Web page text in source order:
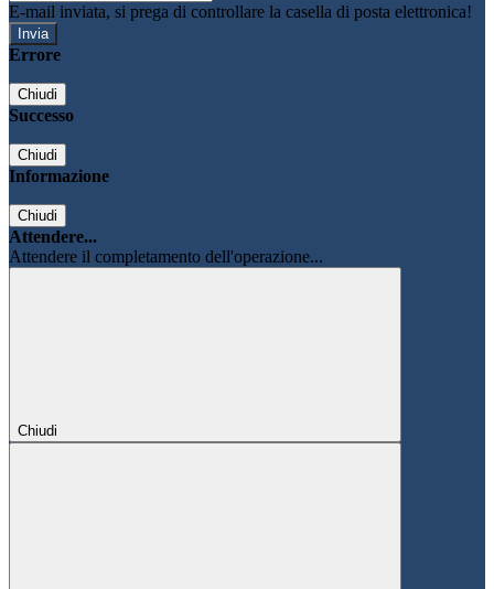
E-mail inviata, si prega di controllare la casella di posta elettronica!
Errore
Chiudi
Successo
Chiudi
Informazione
Chiudi
Attendere...
Attendere il completamento dell'operazione...
Chiudi